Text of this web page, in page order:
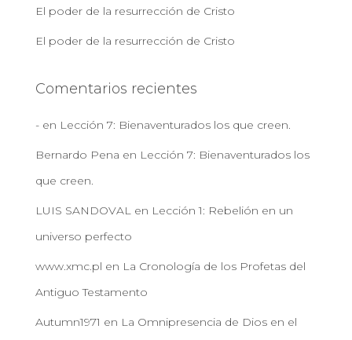
El poder de la resurrección de Cristo
El poder de la resurrección de Cristo
Comentarios recientes
- en Lección 7: Bienaventurados los que creen.
Bernardo Pena en Lección 7: Bienaventurados los
que creen.
LUIS SANDOVAL en Lección 1: Rebelión en un
universo perfecto
www.xmc.pl en La Cronología de los Profetas del
Antiguo Testamento
Autumn1971 en La Omnipresencia de Dios en el